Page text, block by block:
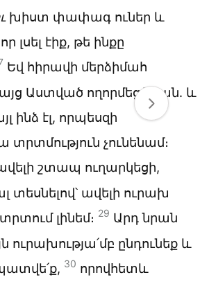
խիստ փափագ ուներ և
լսել էիք, թե ինքը
Եվ հիրավի մերձիմահ
Աստված ողորմեց նրան. և
ինձ էլ, որպեսզի
չունենամ։
շտապ ուղարկեցի,
տեսնելով՝ ավելի ուրախ
լինեմ։ 29 Արդ նրան
ուրախությա՛մբ ընդունեք և
30 որովհետև